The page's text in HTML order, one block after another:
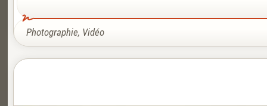
Photographie, Vidéo